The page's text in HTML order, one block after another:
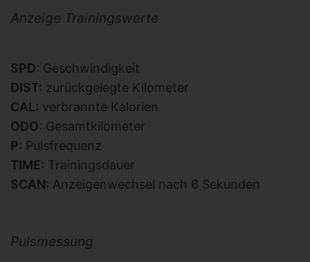
Anzeige Trainingswerte
SPD: Geschwindigkeit
DIST: zurückgelegte Kilometer
CAL: verbrannte Kalorien
ODO: Gesamtkilometer
P: Pulsfrequenz
TIME: Trainingsdauer
SCAN: Anzeigenwechsel nach 6 Sekunden
Pulsmessung